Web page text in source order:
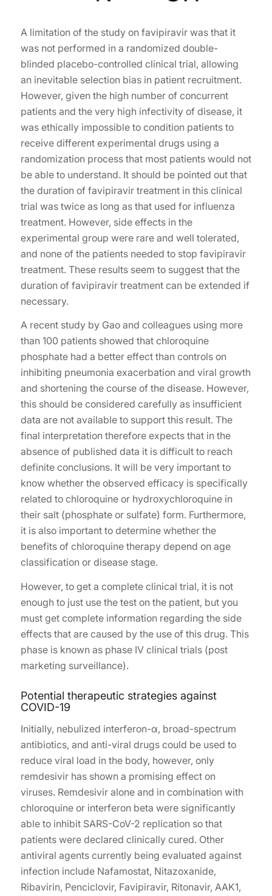
A limitation of the study on favipiravir was that it
was not performed in a randomized double-
blinded placebo-controlled clinical trial, allowing
an inevitable selection bias in patient recruitment.
However, given the high number of concurrent
patients and the very high infectivity of disease, it
was ethically impossible to condition patients to
receive different experimental drugs using a
randomization process that most patients would not
be able to understand. It should be pointed out that
the duration of favipiravir treatment in this clinical
trial was twice as long as that used for influenza
treatment. However, side effects in the
experimental group were rare and well tolerated,
and none of the patients needed to stop favipiravir
treatment. These results seem to suggest that the
duration of favipiravir treatment can be extended if
necessary.
A recent study by Gao and colleagues using more
than 100 patients showed that chloroquine
phosphate had a better effect than controls on
inhibiting pneumonia exacerbation and viral growth
and shortening the course of the disease. However,
this should be considered carefully as insufficient
data are not available to support this result. The
final interpretation therefore expects that in the
absence of published data it is difficult to reach
definite conclusions. It will be very important to
know whether the observed efficacy is specifically
related to chloroquine or hydroxychloroquine in
their salt (phosphate or sulfate) form. Furthermore,
it is also important to determine whether the
benefits of chloroquine therapy depend on age
classification or disease stage.
However, to get a complete clinical trial, it is not
enough to just use the test on the patient, but you
must get complete information regarding the side
effects that are caused by the use of this drug. This
phase is known as phase IV clinical trials (post
marketing surveillance).
Potential therapeutic strategies against
COVID-19
Initially, nebulized interferon-α, broad-spectrum
antibiotics, and anti-viral drugs could be used to
reduce viral load in the body, however, only
remdesivir has shown a promising effect on
viruses. Remdesivir alone and in combination with
chloroquine or interferon beta were significantly
able to inhibit SARS-CoV-2 replication so that
patients were declared clinically cured. Other
antiviral agents currently being evaluated against
infection include Nafamostat, Nitazoxanide,
Ribavirin, Penciclovir, Favipiravir, Ritonavir, AAK1,